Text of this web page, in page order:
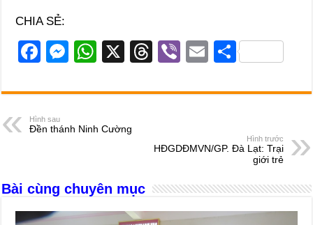
CHIA SẺ:
F
c
e
b
o
k
M
ss
e
n
er
W
at
s
A
p
X
T
e
d
Vi
er
E
ail
S
ar
Hình sau
Đền thánh Ninh Cường
Hình trước
HĐGDĐMVN/GP. Đà Lạt: Trại
giới trẻ
Bài cùng chuyên mục